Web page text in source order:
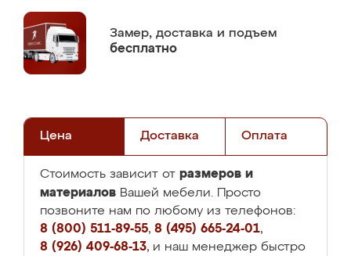
Замер, доставка и подъем
бесплатно
Цена Доставка Оплата
Стоимость зависит от размеров и
материалов Вашей мебели. Просто
позвоните нам по любому из телефонов:
8 (800) 511-89-55, 8 (495) 665-24-01,
8 (926) 409-68-13, и наш менеджер быстро